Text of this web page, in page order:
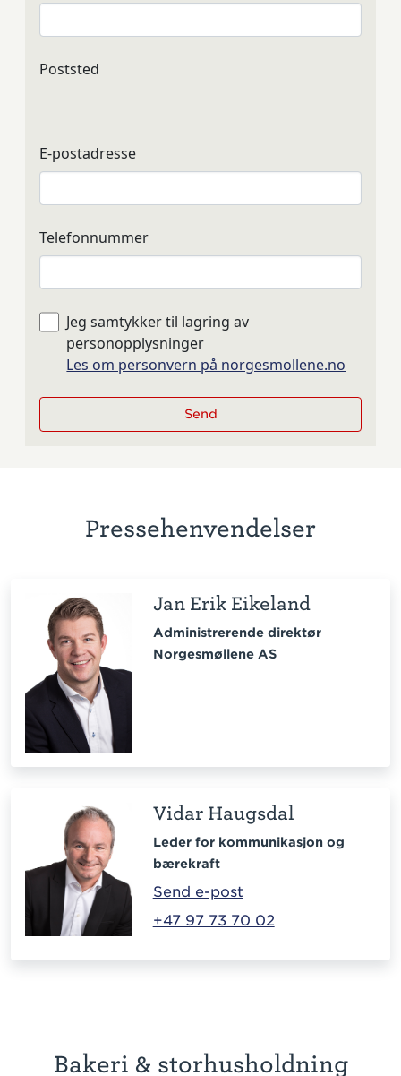
Poststed
E-postadresse
Telefonnummer
Jeg samtykker til lagring av
personopplysninger
Les om personvern på norgesmollene.no
Send
Pressehenvendelser
Jan Erik Eikeland
Administrerende direktør
Norgesmøllene AS
Vidar Haugsdal
Leder for kommunikasjon og
bærekraft
Send e-post
+47 97 73 70 02
Bakeri & storhusholdning